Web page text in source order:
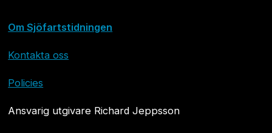
Om Sjöfartstidningen
Kontakta oss
Policies
Ansvarig utgivare Richard Jeppsson